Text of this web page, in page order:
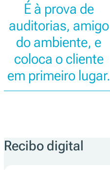
É à prova de
auditorias, amigo
do ambiente, e
coloca o cliente
em primeiro lugar.
Recibo digital